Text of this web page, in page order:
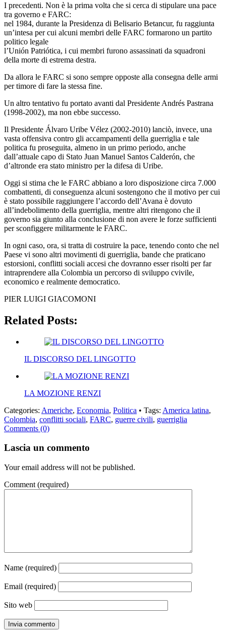
I precedenti. Non è la prima volta che si cerca di stipulare una pace
tra governo e FARC:
nel 1984, durante la Presidenza di Belisario Betancur, fu raggiunta
un’intesa per cui alcuni membri delle FARC formarono un partito
politico legale
l’Unión Patriótica, i cui membri furono assassinati da squadroni
della morte di estrema destra.
Da allora le FARC si sono sempre opposte alla consegna delle armi
per timore di fare la stessa fine.
Un altro tentativo fu portato avanti dal Presidente Andrés Pastrana
(1998-2002), ma non ebbe successo.
Il Presidente Álvaro Uribe Vélez (2002-2010) lanciò, invece, una
vasta offensiva contro gli accampamenti della guerriglia e tale
politica fu proseguita, almeno in un primo periodo, anche
dall’attuale capo di Stato Juan Manuel Santos Calderón, che
d’altronde era stato ministro per la difesa di Uribe.
Oggi si stima che le FARC abbiano a loro disposizione circa 7.000
combattenti, di conseguenza alcuni sostengono che il motivo per cui
è stato possibile raggiungere l’accordo dell’Avana è dovuto
all’indebolimento della guerriglia, mentre altri ritengono che il
governo sia giunto alla conclusione di non avere le forze sufficienti
per sconfiggere militarmente le FARC.
In ogni caso, ora, si tratta di costruire la pace, tenendo conto che nel
Paese vi sono altri movimenti di guerriglia, bande che praticano
estorsioni, conflitti sociali accesi che dovranno esser risolti per far
intraprendere alla Colombia un percorso di sviluppo cvivile,
economico e realmente democratico.
PIER LUIGI GIACOMONI
Related Posts:
IL DISCORSO DEL LINGOTTO
LA MOZIONE RENZI
Categories: Americhe, Economia, Politica • Tags: America latina,
Colombia, conflitti sociali, FARC, guerre civili, guerriglia
Comments (0)
Lascia un commento
Your email address will not be published.
Comment (required)
Name (required)
Email (required)
Sito web